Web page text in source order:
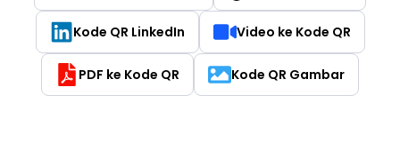
Kode QR LinkedIn Video ke Kode QR
PDF ke Kode QR Kode QR Gambar